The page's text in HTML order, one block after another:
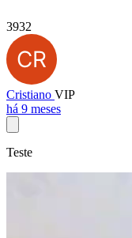
3932
Cristiano VIP
há 9 meses
Teste